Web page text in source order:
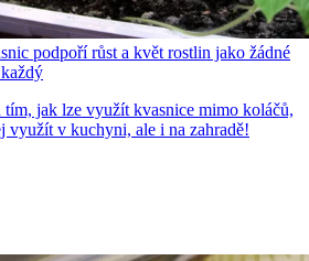
podpoří růst a květ rostlin jako žádné
tím, jak lze využít kvasnice mimo koláčů,
využít v kuchyni, ale i na zahradě!